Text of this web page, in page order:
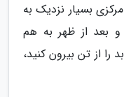
مرکزی بسیار نزدیک به
بعد از ظهر به هم
از تن بیرون کنید،